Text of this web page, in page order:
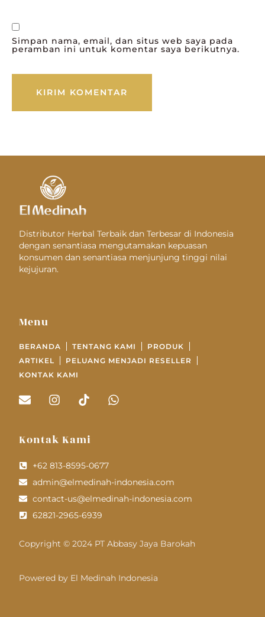
Simpan nama, email, dan situs web saya pada
peramban ini untuk komentar saya berikutnya.
Distributor Herbal Terbaik dan Terbesar di Indonesia
dengan senantiasa mengutamakan kepuasan
konsumen dan senantiasa menjunjung tinggi nilai
kejujuran.
Menu
BERANDA TENTANG KAMI
PRODUK
ARTIKEL
PELUANG MENJADI RESELLER
KONTAK KAMI
Kontak Kami
+62 813-8595-0677
admin@elmedinah-indonesia.com
contact-us@elmedinah-indonesia.com
62821-2965-6939
Copyright © 2024 PT Abbasy Jaya Barokah
Powered by El Medinah Indonesia